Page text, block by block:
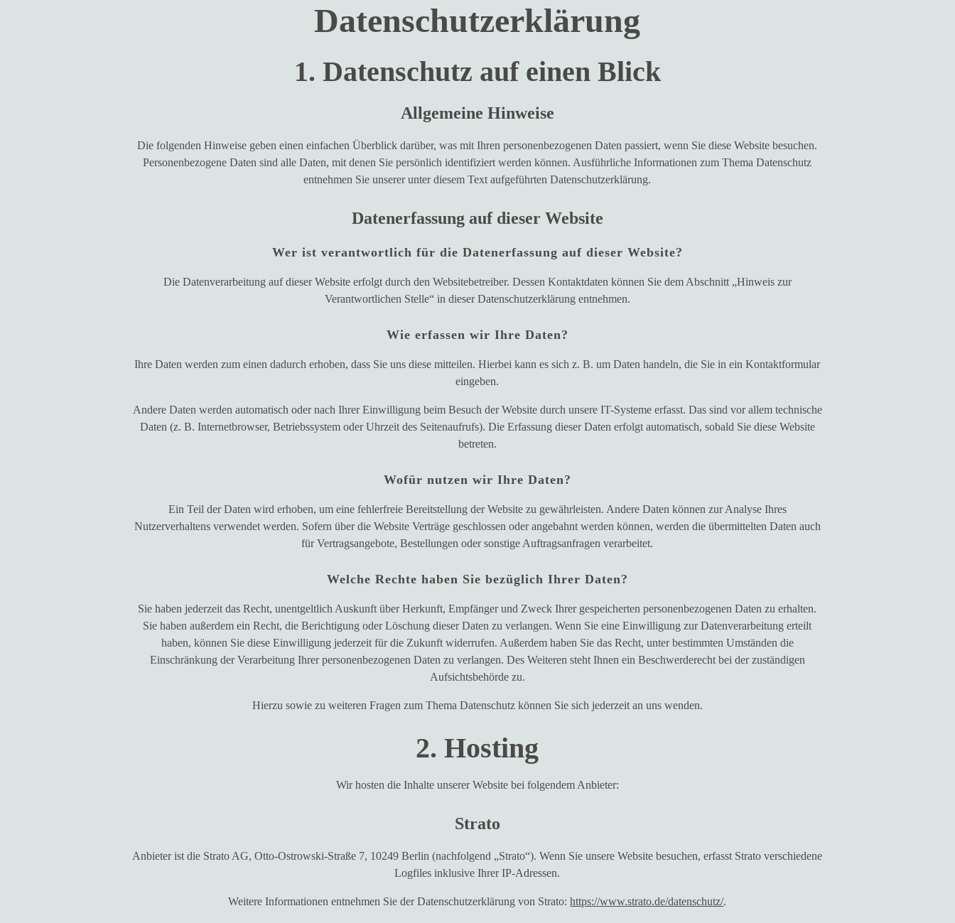
Datenschutz­erklärung
1. Datenschutz auf einen Blick
Allgemeine Hinweise
Die folgenden Hinweise geben einen einfachen Überblick darüber, was mit Ihren personenbezogenen Daten passiert, wenn Sie diese Website besuchen.
Personenbezogene Daten sind alle Daten, mit denen Sie persönlich identifiziert werden können. Ausführliche Informationen zum Thema Datenschutz
entnehmen Sie unserer unter diesem Text aufgeführten Datenschutzerklärung.
Datenerfassung auf dieser Website
Wer ist verantwortlich für die Datenerfassung auf dieser Website?
Die Datenverarbeitung auf dieser Website erfolgt durch den Websitebetreiber. Dessen Kontaktdaten können Sie dem Abschnitt „Hinweis zur
Verantwortlichen Stelle“ in dieser Datenschutzerklärung entnehmen.
Wie erfassen wir Ihre Daten?
Ihre Daten werden zum einen dadurch erhoben, dass Sie uns diese mitteilen. Hierbei kann es sich z. B. um Daten handeln, die Sie in ein Kontaktformular
eingeben.
Andere Daten werden automatisch oder nach Ihrer Einwilligung beim Besuch der Website durch unsere IT-Systeme erfasst. Das sind vor allem technische
Daten (z. B. Internetbrowser, Betriebssystem oder Uhrzeit des Seitenaufrufs). Die Erfassung dieser Daten erfolgt automatisch, sobald Sie diese Website
betreten.
Wofür nutzen wir Ihre Daten?
Ein Teil der Daten wird erhoben, um eine fehlerfreie Bereitstellung der Website zu gewährleisten. Andere Daten können zur Analyse Ihres
Nutzerverhaltens verwendet werden. Sofern über die Website Verträge geschlossen oder angebahnt werden können, werden die übermittelten Daten auch
für Vertragsangebote, Bestellungen oder sonstige Auftragsanfragen verarbeitet.
Welche Rechte haben Sie bezüglich Ihrer Daten?
Sie haben jederzeit das Recht, unentgeltlich Auskunft über Herkunft, Empfänger und Zweck Ihrer gespeicherten personenbezogenen Daten zu erhalten.
Sie haben außerdem ein Recht, die Berichtigung oder Löschung dieser Daten zu verlangen. Wenn Sie eine Einwilligung zur Datenverarbeitung erteilt
haben, können Sie diese Einwilligung jederzeit für die Zukunft widerrufen. Außerdem haben Sie das Recht, unter bestimmten Umständen die
Einschränkung der Verarbeitung Ihrer personenbezogenen Daten zu verlangen. Des Weiteren steht Ihnen ein Beschwerderecht bei der zuständigen
Aufsichtsbehörde zu.
Hierzu sowie zu weiteren Fragen zum Thema Datenschutz können Sie sich jederzeit an uns wenden.
2. Hosting
Wir hosten die Inhalte unserer Website bei folgendem Anbieter:
Strato
Anbieter ist die Strato AG, Otto-Ostrowski-Straße 7, 10249 Berlin (nachfolgend „Strato“). Wenn Sie unsere Website besuchen, erfasst Strato verschiedene
Logfiles inklusive Ihrer IP-Adressen.
Weitere Informationen entnehmen Sie der Datenschutzerklärung von Strato:https://www.strato.de/datenschutz/.